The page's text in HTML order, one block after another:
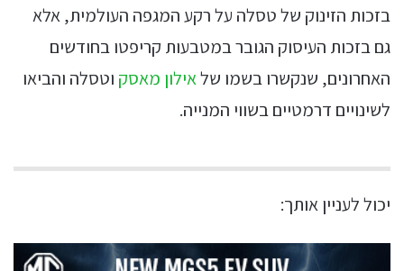
בזכות הזינוק של טסלה על רקע המגפה העולמית, אלא
גם בזכות העיסוק הגובר במטבעות קריפטו בחודשים
האחרונים, שנקשרו בשמו שלאילון מאסק וטסלה והביאו
לשינויים דרמטיים בשווי המנייה.
יכול לעניין אותך: